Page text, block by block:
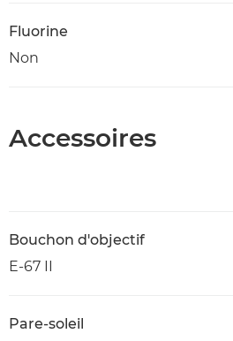
Fluorine
Non
Accessoires
Bouchon d'objectif
E-67 II
Pare-soleil